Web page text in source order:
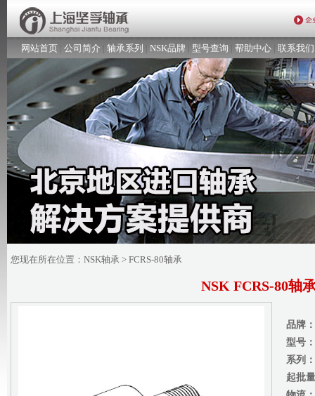
网站首页 公司简介 轴承系列 NSK品牌 型号查询 帮助中心 联系我们
您现在所在位置： NSK轴承 > FCRS-80轴承
NSK FCRS-80轴
品牌：
型号：
系列：
起批